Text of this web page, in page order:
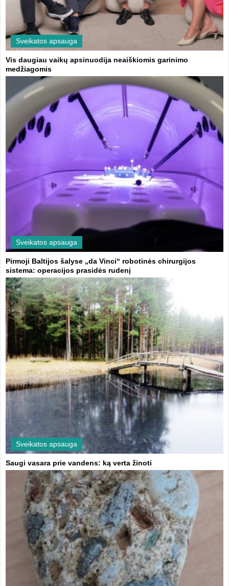
Sveikatos apsauga
Vis daugiau vaikų apsinuodija neaiškiomis garinimo
medžiagomis
Sveikatos apsauga
Pirmoji Baltijos šalyse „da Vinci“ robotinės chirurgijos
sistema: operacijos prasidės rudenį
Sveikatos apsauga
Saugi vasara prie vandens: ką verta žinoti